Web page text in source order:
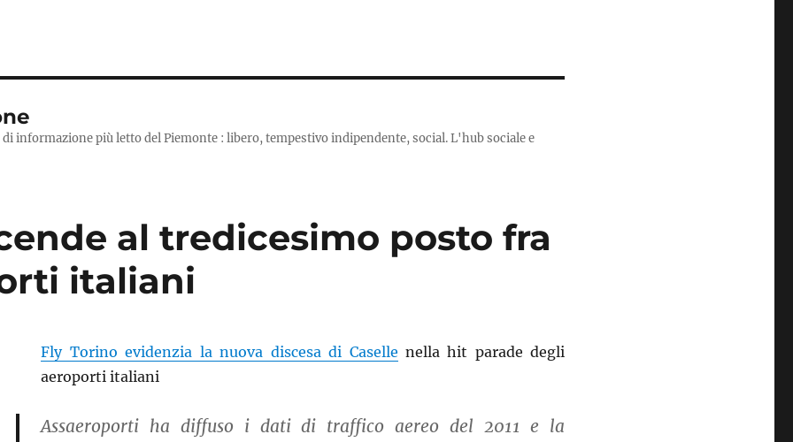
informazione più letto del Piemonte : libero, tempestivo indipendente, social. L'hub sociale e
al tredicesimo posto fra
italiani
Fly Torino evidenzia la nuova discesa di Caselle nella hit parade degli
aeroporti italiani
Assaeroporti ha diffuso i dati di traffico aereo del 2011 e la